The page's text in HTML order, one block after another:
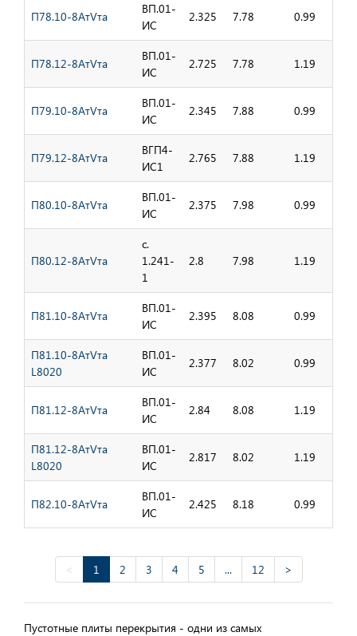
П78.10-8АтVта
ВП.01-
ИС
2.325 7.78 0.99
П78.12-8АтVта
ВП.01-
ИС
2.725 7.78 1.19
П79.10-8АтVта
ВП.01-
ИС
2.345 7.88 0.99
П79.12-8АтVта
ВГП4-
ИС1
2.765 7.88 1.19
П80.10-8АтVта
ВП.01-
ИС
2.375 7.98 0.99
П80.12-8АтVта
с.
1.241-
1
2.8 7.98 1.19
П81.10-8АтVта
ВП.01-
ИС
2.395 8.08 0.99
П81.10-8АтVта
L8020
ВП.01-
ИС
2.377 8.02 0.99
П81.12-8АтVта
ВП.01-
ИС
2.84 8.08 1.19
П81.12-8АтVта
L8020
ВП.01-
ИС
2.817 8.02 1.19
П82.10-8АтVта
ВП.01-
ИС
2.425 8.18 0.99
< 1 2 3 4 5 ... 12 >
Пустотные плиты перекрытия - одни из самых